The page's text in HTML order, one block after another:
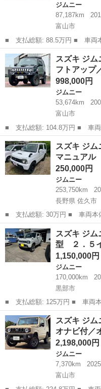
ジムニー
87,187km
富山市
■ 支払総額: 88.5万円 ■ 車両本体価格： 798,000 円 ■ メーカー
名： スズキ ■ 車種名： ジ
チャー デュアルエアバッグ
ロック パー...
富山 富山市 ジムニー
スズキ ジ
フトアップ
998,000円
ジムニー
53,674km
富山市
■ 支払総額: 104.8万円 ■ 車両本体価格： 998,000 円 ■ メーカー
名： スズキ ■ 車種名： ジ
インド ２．５リフトアップ／
ートバンパ...
富山 富山市 ジムニー
スズキ ジ
マニュア
250,000円
ジムニー
253,750km
長野県 佐久市
■ 支払総額: 30万円 ■ 車両本体価格： 250,000 円 ■ メーカー
名： スズキ ■ 車種名： ジ
Ｄ ターボ ５速マニュアル
年７月 ライトレ...
長野 佐久市 ジムニー
スズキ ジ
型 ２．５
1,150,000円
ジムニー
170,000km
黒部市
■ 支払総額: 125万円 ■ 車両本体価格： 1,150,000 円 ■ メーカー
名： スズキ ■ 車種名： ジ
ベンチャー ９型 ２．５イン
ングアーム...
富山 黒部市 ジムニー
スズキ ジ
オナビ付／
2,198,000円
ジムニー
7,370km
富山市